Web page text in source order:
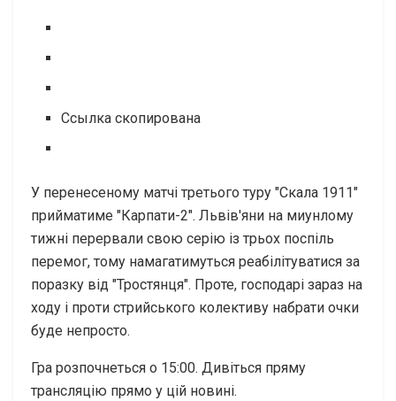
Ссылка скопирована
У перенесеному матчі третього туру "Скала 1911"
прийматиме "Карпати-2". Львів'яни на миунлому
тижні перервали свою серію із трьох поспіль
перемог, тому намагатимуться реабілітуватися за
поразку від "Тростянця". Проте, господарі зараз на
ходу і проти стрийського колективу набрати очки
буде непросто.
Гра розпочнеться о 15:00. Дивіться пряму
трансляцію прямо у цій новині.